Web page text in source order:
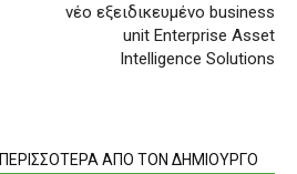
νέο εξειδικευμένο business
unit Enterprise Asset
Intelligence Solutions
ΠΕΡΙΣΣΟΤΕΡΑ ΑΠΟ ΤΟΝ ΔΗΜΙΟΥΡΓΟ